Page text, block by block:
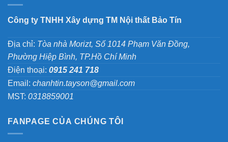
Công ty TNHH Xây dựng TM Nội thất Bảo Tín
Địa chỉ: Tòa nhà Morizt, Số 1014 Phạm Văn Đồng,
Phường Hiệp Bình, TP.Hồ Chí Minh
Điện thoại: 0915 241 718
Email: chanhtin.tayson@gmail.com
MST: 0318859001
FANPAGE CỦA CHÚNG TÔI